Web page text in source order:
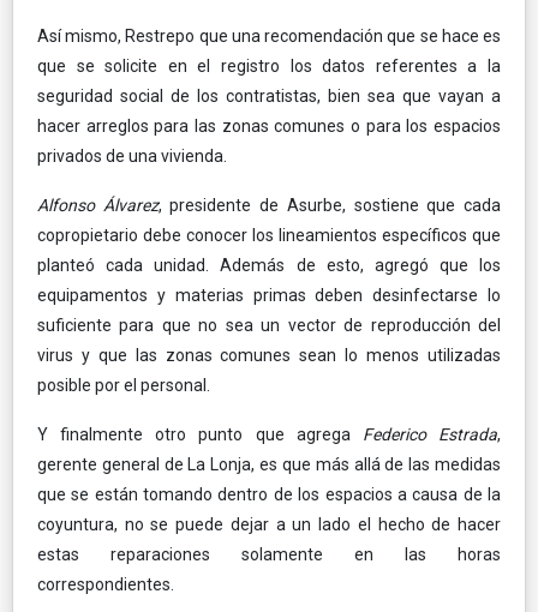
Así mismo, Restrepo que una recomendación que se hace es
que se solicite en el registro los datos referentes a la
seguridad social de los contratistas, bien sea que vayan a
hacer arreglos para las zonas comunes o para los espacios
privados de una vivienda.
Alfonso Álvarez, presidente de Asurbe, sostiene que cada
copropietario debe conocer los lineamientos específicos que
planteó cada unidad. Además de esto, agregó que los
equipamentos y materias primas deben desinfectarse lo
suficiente para que no sea un vector de reproducción del
virus y que las zonas comunes sean lo menos utilizadas
posible por el personal.
Y finalmente otro punto que agrega Federico Estrada,
gerente general de La Lonja, es que más allá de las medidas
que se están tomando dentro de los espacios a causa de la
coyuntura, no se puede dejar a un lado el hecho de hacer
estas reparaciones solamente en las horas
correspondientes.